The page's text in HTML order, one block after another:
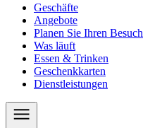
Geschäfte
Angebote
Planen Sie Ihren Besuch
Was läuft
Essen & Trinken
Geschenkkarten
Dienstleistungen